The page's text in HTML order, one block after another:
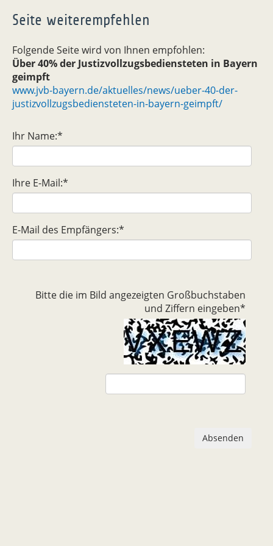
Seite weiterempfehlen
Folgende Seite wird von Ihnen empfohlen:
Über 40% der Justizvollzugsbediensteten in Bayern
geimpft
www.jvb-bayern.de/aktuelles/news/ueber-40-der-
justizvollzugsbediensteten-in-bayern-geimpft/
Ihr Name:*
Ihre E-Mail:*
E-Mail des Empfängers:*
Bitte die im Bild angezeigten Großbuchstaben
und Ziffern eingeben*
Absenden